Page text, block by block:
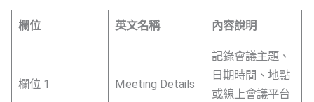
欄位 英文名稱 內容說明
欄位 1 Meeting Details
記錄會議主題、
日期時間、地點
或線上會議平台